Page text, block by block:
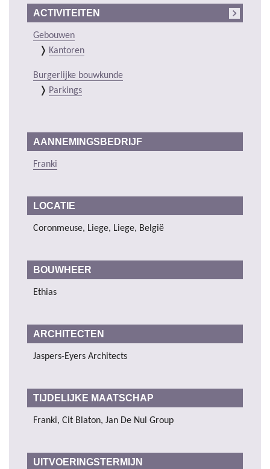
ACTIVITEITEN
Gebouwen
Kantoren
Burgerlijke bouwkunde
Parkings
AANNEMINGSBEDRIJF
Franki
LOCATIE
Coronmeuse, Liege, Liege, België
BOUWHEER
Ethias
ARCHITECTEN
Jaspers-Eyers Architects
TIJDELIJKE MAATSCHAP
Franki, Cit Blaton, Jan De Nul Group
UITVOERINGSTERMIJN